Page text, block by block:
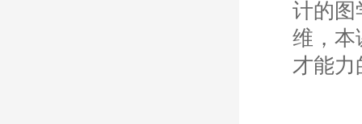
计的图
维，本
才能力